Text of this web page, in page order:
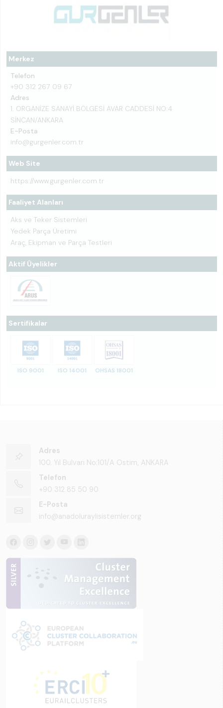
Merkez
Telefon
+90 312 267 09 67
Adres
1. ORGANİZE SANAYİ BÖLGESİ AVAR CADDESİ NO:4
SİNCAN/ANKARA
E-Posta
info@gurgenler.com.tr
Web Site
https://www.gurgenler.com.tr
Faaliyet Alanları
Aks ve Teker Sistemleri
Yedek Parça Üretimi
Araç, Ekipman ve Parça Testleri
Aktif Üyelikler
Sertifikalar
ISO 9001 ISO 14001 OHSAS 18001
Adres
100. Yıl Bulvarı No:101/A Ostim, ANKARA
Telefon
+90 312 85 50 90
E-Posta
info@anadoluraylisistemler.org